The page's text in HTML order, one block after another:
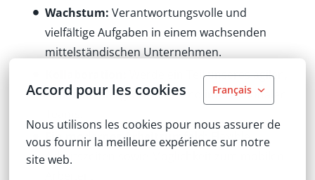
Accord pour les cookies Français
Nous utilisons les cookies pour nous assurer de
vous fournir la meilleure expérience sur notre
site web.
Wachstum: Verantwortungsvolle und
vielfältige Aufgaben in einem wachsenden
mittelständischen Unternehmen.
Werde ein Teil unseres agilen,
funktionsübergreifenden und internationalen
Ein modernes Arbeitsumfeld:Flexible
Arbeitszeiten sowie Möglichkeit zum mobilen